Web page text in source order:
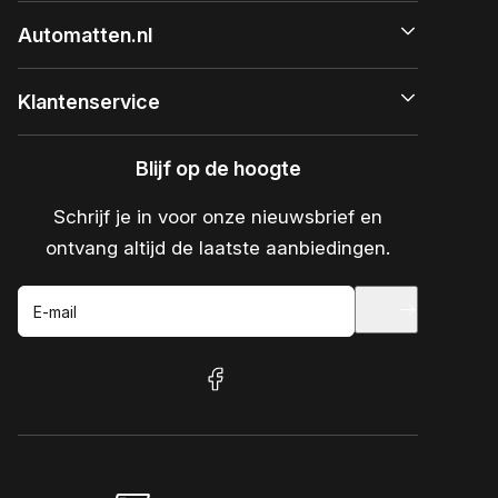
Automatten.nl
Klantenservice
Blijf op de hoogte
Schrijf je in voor onze nieuwsbrief en
ontvang altijd de laatste aanbiedingen.
E-mail
facebook